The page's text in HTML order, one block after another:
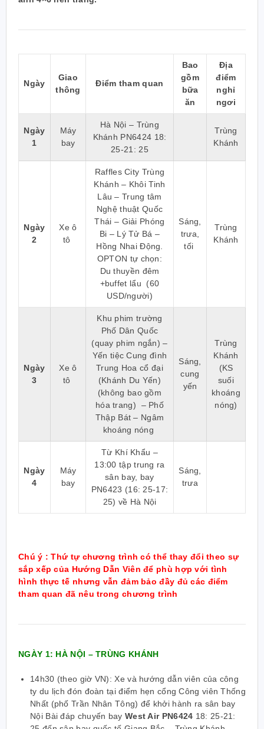
Ngày
Giao
thông
Điểm tham quan
Bao
gồm
bữa
ăn
Địa
điểm
nghỉ
ngơi
Ngày
1
Máy
bay
Hà Nội – Trùng
Khánh PN6424 18:
25-21: 25
Trùng
Khánh
Ngày
2
Xe ô
tô
Raffles City Trùng
Khánh – Khôi Tinh
Lâu – Trung tâm
Nghệ thuật Quốc
Thái – Giải Phóng
Bi – Lý Tử Bá –
Hồng Nhai Động.
OPTON tự chọn:
Du thuyền đêm
+buffet lẩu (60
USD/người)
Sáng,
trưa,
tối
Trùng
Khánh
Ngày
3
Xe ô
tô
Khu phim trường
Phố Dân Quốc
(quay phim ngắn) –
Yến tiệc Cung đình
Trung Hoa cổ đại
(Khánh Du Yến)
(không bao gồm
hóa trang) – Phố
Thập Bát – Ngâm
khoáng nóng
Sáng,
cung
yến
Trùng
Khánh
(KS
suối
khoáng
nóng)
Ngày
4
Máy
bay
Từ Khí Khẩu –
13:00 tập trung ra
sân bay, bay
PN6423 (16: 25-17:
25) về Hà Nội
Sáng,
trưa
Chú ý : Thứ tự chương trình có thể thay đổi theo sự
sắp xếp của Hướng Dẫn Viên để phù hợp với tình
hình thực tế nhưng vẫn đảm bảo đầy đủ các điểm
tham quan đã nêu trong chương trình
NGÀY 1: HÀ NỘI – TRÙNG KHÁNH
14h30 (theo giờ VN): Xe và hướng dẫn viên của công
ty du lịch đón đoàn tại điểm hẹn cổng Công viên Thống
Nhất (phố Trần Nhân Tông) để khởi hành ra sân bay
Nội Bài đáp chuyến bay West Air PN6424 18: 25-21: